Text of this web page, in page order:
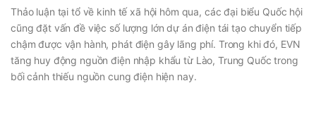
Thảo luận tại tổ về kinh tế xã hội hôm qua, các đại biểu Quốc hội
cũng đặt vấn đề việc số lượng lớn dự án điện tái tạo chuyển tiếp
chậm được vận hành, phát điện gây lãng phí. Trong khi đó, EVN
tăng huy động nguồn điện nhập khẩu từ Lào, Trung Quốc trong
bối cảnh thiếu nguồn cung điện hiện nay.